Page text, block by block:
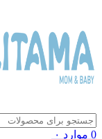
0 موارد ۰